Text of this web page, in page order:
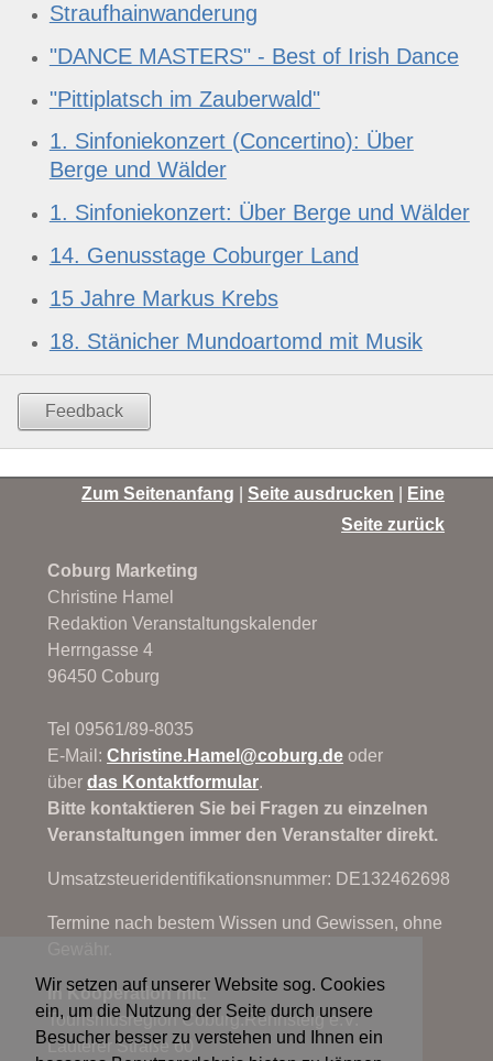
Wir setzen auf unserer Website sog. Cookies
ein, um die Nutzung der Seite durch unsere
Besucher besser zu verstehen und Ihnen ein
Straufhainwanderung
"DANCE MASTERS" - Best of Irish Dance
"Pittiplatsch im Zauberwald"
1. Sinfoniekonzert (Concertino): Über
Berge und Wälder
1. Sinfoniekonzert: Über Berge und Wälder
14. Genusstage Coburger Land
15 Jahre Markus Krebs
18. Stänicher Mundoartomd mit Musik
Feedback
Zum Seitenanfang |Seite ausdrucken
Eine
Seite zurück
Coburg Marketing
Christine Hamel
Redaktion Veranstaltungskalender
Herrngasse 4
96450 Coburg
Tel 09561/89-8035
E-Mail:Christine.Hamel@coburg.de oder
überdas Kontaktformular.
Bitte kontaktieren Sie bei Fragen zu einzelnen
Veranstaltungen immer den Veranstalter direkt.
Umsatzsteueridentifikationsnummer: DE132462698
Termine nach bestem Wissen und Gewissen, ohne
In Kooperation mit:
Tourismusregion Coburg.Rennsteig e.V.
Lauterer Straße 60